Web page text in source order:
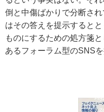
倒と中傷ばかりで分断さ
はその答えを提示すると
ものにするための処方箋
あるフォーラム型のSNS